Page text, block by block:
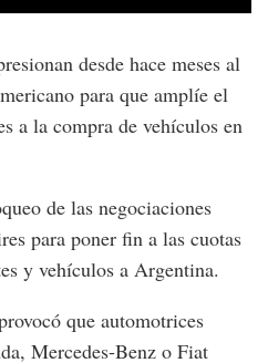
desde hace meses al
para que amplíe el
a la compra de vehículos en
de las negociaciones
para poner fin a las cuotas
y vehículos a Argentina.
que automotrices
Mercedes-Benz o Fiat